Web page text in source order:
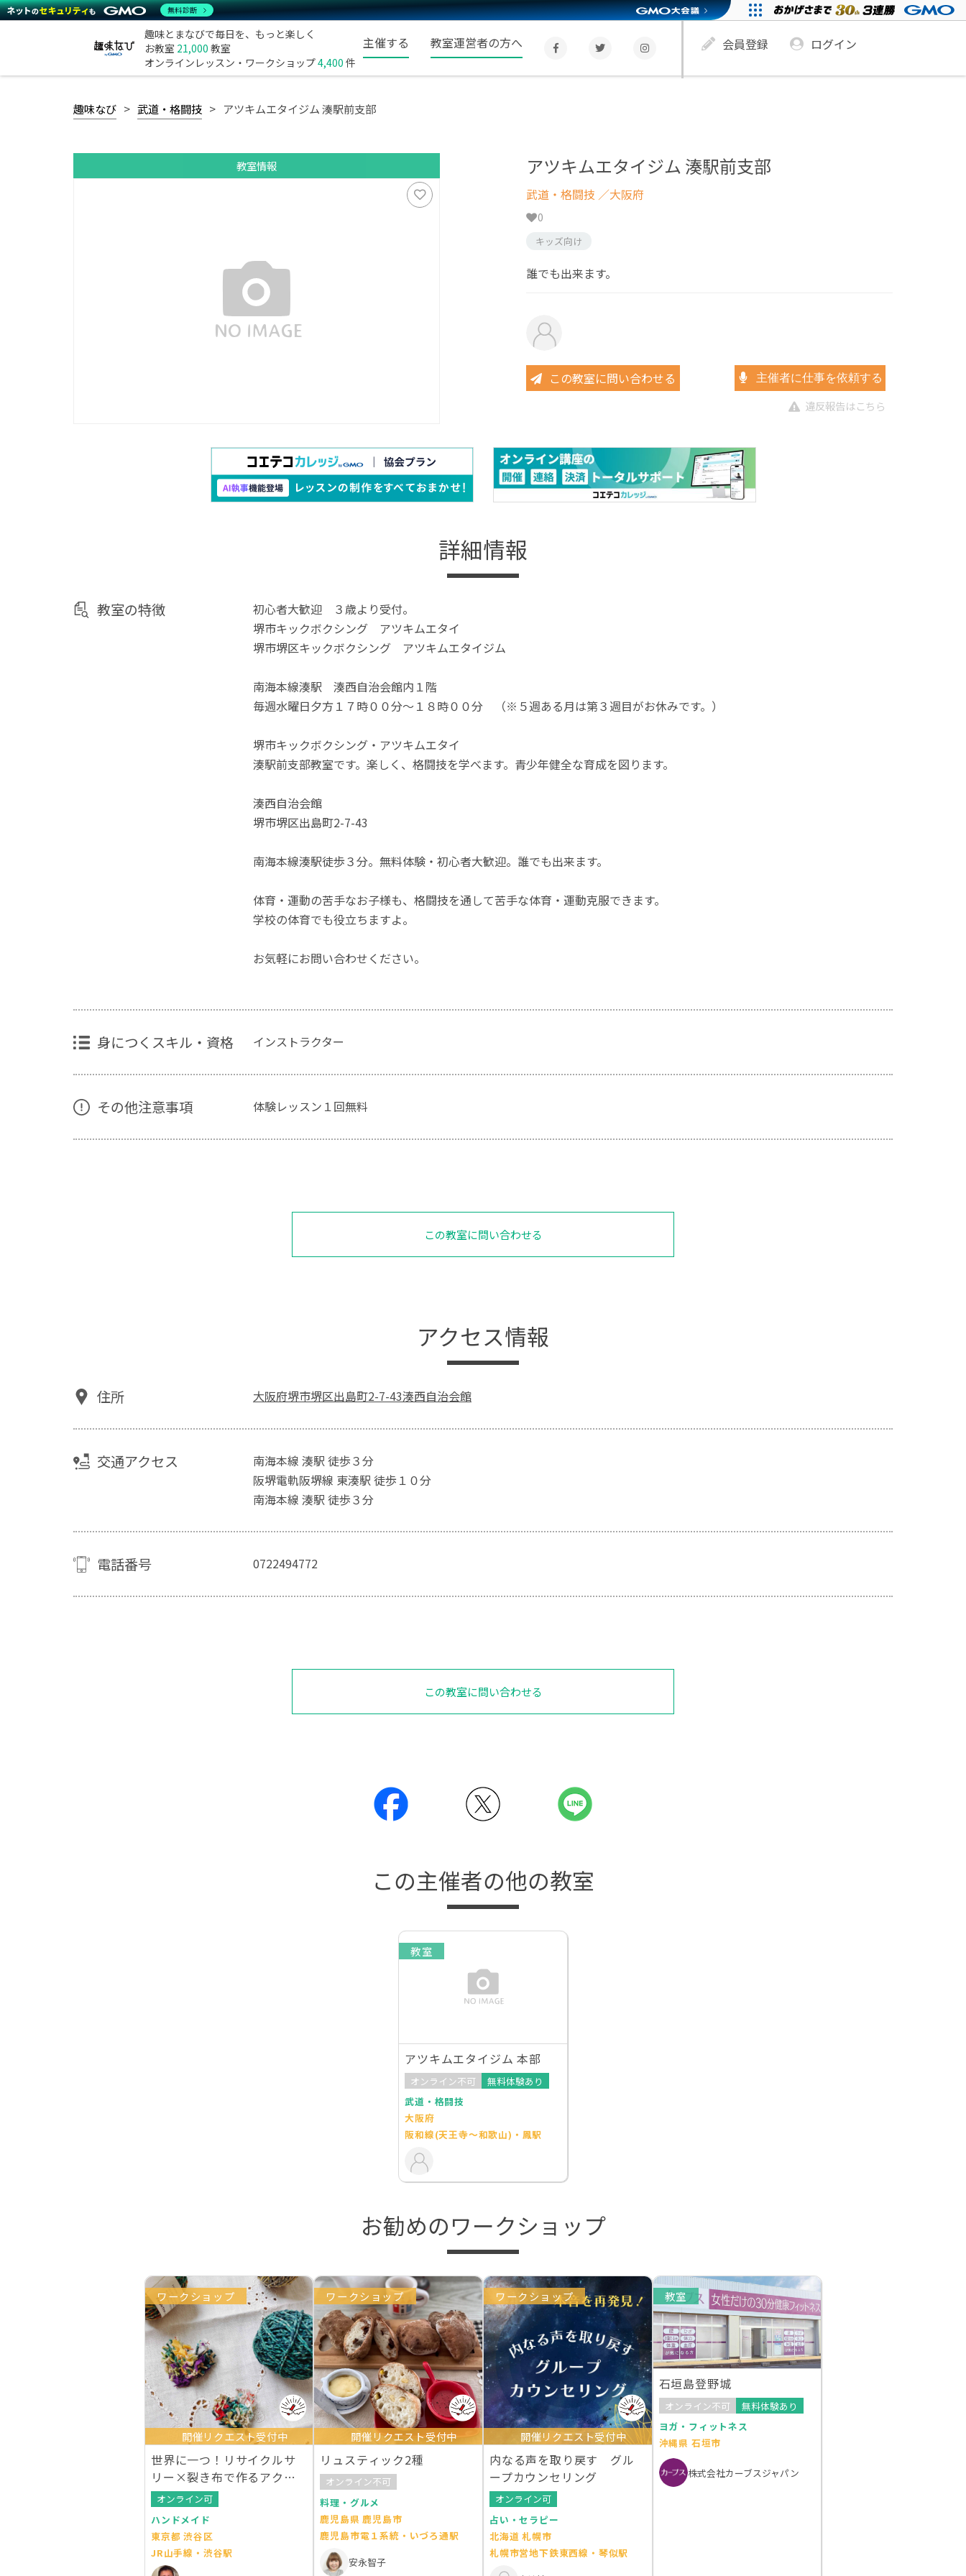
趣味とまなびで毎日を、もっと楽しく
お教室 21,000 教室
オンラインレッスン・ワークショップ4,400 件
主催する 教室運営者の方へ 会員登録 ログイン
趣味なび 武道・格闘技 アツキムエタイジム 湊駅前支部
教室情報 アツキムエタイジム 湊駅前支部
武道・格闘技 ／大阪府
0
キッズ向け
誰でも出来ます。
この教室に問い合わせる 主催者に仕事を依頼する
違反報告はこちら
詳細情報
教室の特徴
初心者大歓迎 ３歳より受付。
堺市キックボクシング アツキムエタイ
堺市堺区キックボクシング アツキムエタイジム
南海本線湊駅 湊西自治会館内１階
毎週水曜日夕方１７時００分～１８時００分 （※５週ある月は第３週目がお休みです。）
堺市キックボクシング・アツキムエタイ
湊駅前支部教室です。楽しく、格闘技を学べます。青少年健全な育成を図ります。
湊西自治会館
堺市堺区出島町2-7-43
南海本線湊駅徒歩３分。無料体験・初心者大歓迎。誰でも出来ます。
体育・運動の苦手なお子様も、格闘技を通して苦手な体育・運動克服できます。
学校の体育でも役立ちますよ。
お気軽にお問い合わせください。
身につくスキル・資格 インストラクター
その他注意事項 体験レッスン１回無料
この教室に問い合わせる
アクセス情報
住所 大阪府堺市堺区出島町2-7-43湊西自治会館
交通アクセス
南海本線 湊駅 徒歩３分
阪堺電軌阪堺線 東湊駅 徒歩１０分
南海本線 湊駅 徒歩３分
電話番号 0722494772
この教室に問い合わせる
この主催者の他の教室
教室
アツキムエタイジム 本部
オンライン不可
無料体験あり
武道・格闘技
大阪府
阪和線(天王寺～和歌山)・鳳駅
お勧めのワークショップ
ワークショップ
開催リクエスト受付中
世界に一つ！リサイクルサ
リー×裂き布で作るアクセ
サリー
オンライン可
ハンドメイド
東京都 渋谷区
JR山手線・渋谷駅
ワークショップ
開催リクエスト受付中
リュスティック2種
オンライン不可
料理・グルメ
鹿児島県 鹿児島市
鹿児島市電１系統・いづろ通駅
安永智子
ワークショップ
開催リクエスト受付中
内なる声を取り戻す グル
ープカウンセリング
オンライン可
占い・セラピー
北海道 札幌市
札幌市営地下鉄東西線・琴似駅
教室
石垣島登野城
オンライン不可
無料体験あり
ヨガ・フィットネス
沖縄県 石垣市
株式会社カーブスジャパン
無料診断